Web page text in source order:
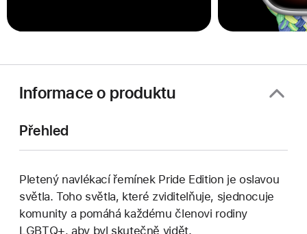
Informace o produktu
Přehled
Pletený navlékací řemínek Pride Edition je oslavou
světla. Toho světla, které zviditelňuje, sjednocuje
komunity a pomáhá každému členovi rodiny
LGBTQ+, aby byl skutečně vidět.